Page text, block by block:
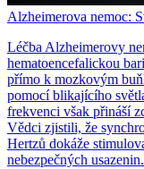
Alzheimerova nemoc:
Léčba Alzheimerovy
hematoencefalickou
přímo k mozkovým
pomocí blikajícího
frekvenci však přináší
Vědci zjistili, že
Hertzů dokáže
nebezpečných usazenin.